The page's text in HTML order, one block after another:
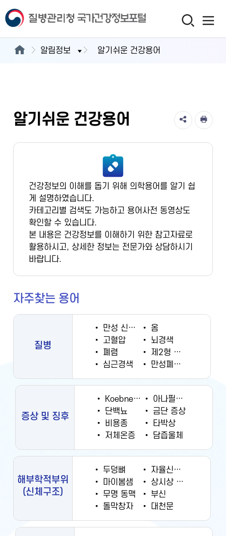
알림정보 알기쉬운 건강용어
알기쉬운 건강용어
건강정보의 이해를 돕기 위해 의학용어를 알기 쉽
게 설명하였습니다.
카테고리별 검색도 가능하고 용어사전 동영상도
확인할 수 있습니다.
본 내용은 건강정보를 이해하기 위한 참고자료로
활용하시고, 상세한 정보는 전문가와 상담하시기
바랍니다.
자주찾는 용어
질병
• 만성 신부전증 •
옴
•
고혈압 •
뇌경색
•
폐렴 •
제2형 당뇨병
•
심근경색 • 만성폐쇄성폐질환
증상 및 징후
• Koebner 현상 •
아나필락시스
•
단백뇨 •
금단 증상
•
비용종 •
타박상
•
저체온증 • 담즙울체
해부학적부위
(신체구조)
• 두덩뼈 •
자율신경계
•
마이봄샘 •
상시상 정맥동
•
무명 동맥 •
부신
•
돌막창자 • 대천문